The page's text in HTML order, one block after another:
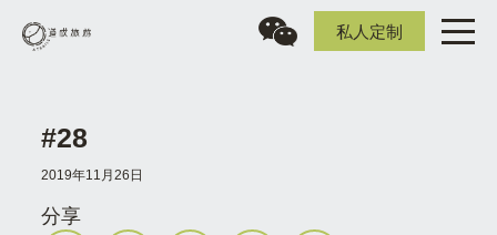
私人定制
#28
2019年11月26日
分享